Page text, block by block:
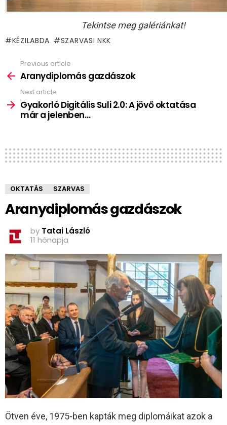
Tekintse meg galériánkat!
KÉZILABDA SZARVASI NKK
more
Previous article
Aranydiplomás gazdászok
Next article
Gyakorló Digitális Suli 2.0: A jövő oktatása
már a jelenben…
OKTATÁS SZARVAS
Aranydiplomás gazdászok
by Tatai László
11 hónapja
Ötven éve, 1975-ben kapták meg diplomáikat azok a